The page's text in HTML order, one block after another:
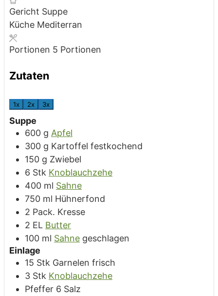
Gericht Suppe
Küche Mediterran
Portionen 5 Portionen
Zutaten
1x 2x 3x
Suppe
600 g Apfel
300 g Kartoffel festkochend
150 g Zwiebel
6 Stk Knoblauchzehe
400 ml Sahne
750 ml Hühnerfond
2 Pack. Kresse
2 EL Butter
100 ml Sahne geschlagen
Einlage
15 Stk Garnelen frisch
3 Stk Knoblauchzehe
Pfeffer 6 Salz